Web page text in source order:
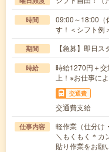
時間
09:00～18:00（
す！＜シフト
期間 【急募】即日
時給
時給1270円＋
上！※お仕事に
交通費
交通費支給
仕事内容
軽作業（仕分け
＼もくもく＊カ
貼り作業をお願